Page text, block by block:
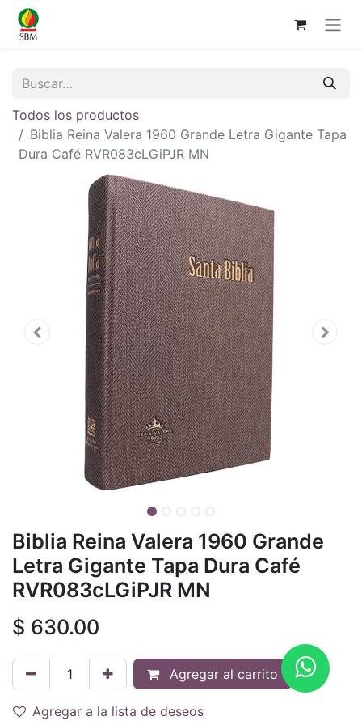
Todos los productos
Biblia Reina Valera 1960 Grande Letra Gigante Tapa
Dura Café RVR083cLGiPJR MN
Biblia Reina Valera 1960 Grande
Letra Gigante Tapa Dura Café
RVR083cLGiPJR MN
$ 630.00
Agregar al carrito
Agregar a la lista de deseos